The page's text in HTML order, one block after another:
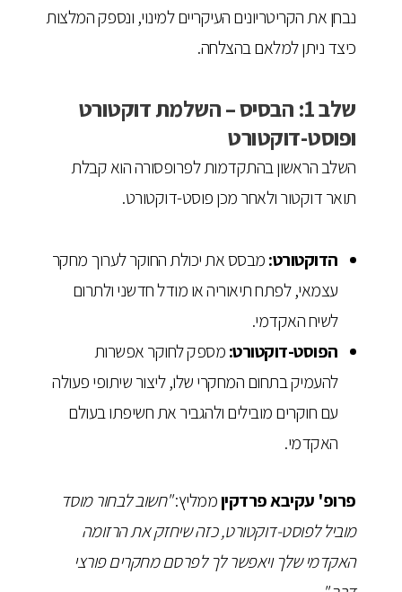
נבחן את הקריטריונים העיקריים למינוי, ונספק המלצות
כיצד ניתן למלאם בהצלחה.
שלב 1: הבסיס – השלמת דוקטורט
ופוסט-דוקטורט
השלב הראשון בהתקדמות לפרופסורה הוא קבלת
תואר דוקטור ולאחר מכן פוסט-דוקטורט.
הדוקטורט:מבסס את יכולת החוקר לערוך מחקר
עצמאי, לפתח תיאוריה או מודל חדשני ולתרום
לשיח האקדמי.
הפוסט-דוקטורט:מספק לחוקר אפשרות
להעמיק בתחום המחקרי שלו, ליצור שיתופי פעולה
עם חוקרים מובילים ולהגביר את חשיפתו בעולם
האקדמי.
פרופ' עקיבא פרדקיןממליץ:"חשוב לבחור מוסד
מוביל לפוסט-דוקטורט, כזה שיחזק את הרזומה
האקדמי שלך ויאפשר לך לפרסם מחקרים פורצי